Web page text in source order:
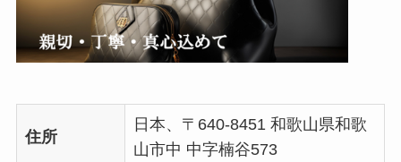
住所
日本、〒640-8451 和歌山県和歌
山市中 中字楠谷573